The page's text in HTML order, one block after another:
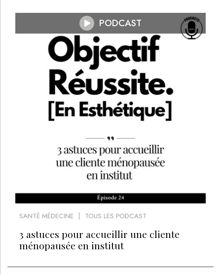
PODCAST
SANTÉ MÉDECINE TOUS LES PODCAST
3 astuces pour accueillir une cliente
ménopausée en institut